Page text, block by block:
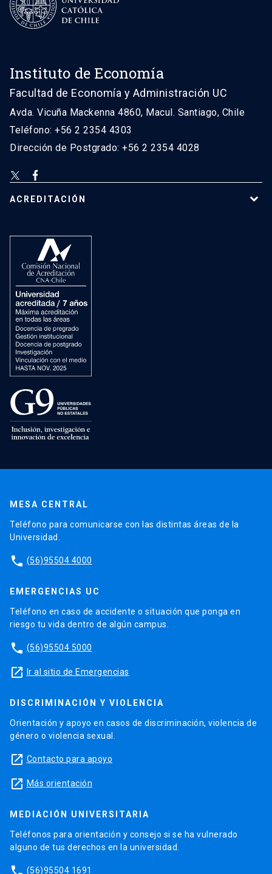
Instituto de Economía
Facultad de Economía y Administración UC
Avda. Vicuña Mackenna 4860, Macul. Santiago, Chile
Teléfono: +56 2 2354 4303
Dirección de Postgrado: +56 2 2354 4028
ACREDITACIÓN
MESA CENTRAL
Teléfono para comunicarse con las distintas áreas de la
Universidad.
phone (56)95504 4000
EMERGENCIAS UC
Teléfono en caso de accidente o situación que ponga en
riesgo tu vida dentro de algún campus.
phone (56)95504 5000
launch Ir al sitio de Emergencias
DISCRIMINACIÓN Y VIOLENCIA
Orientación y apoyo en casos de discriminación, violencia de
género o violencia sexual.
launch Contacto para apoyo
launch Más orientación
MEDIACIÓN UNIVERSITARIA
Teléfonos para orientación y consejo si se ha vulnerado
alguno de tus derechos en la universidad.
(56)95504 1691